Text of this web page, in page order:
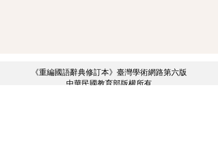
《重編國語辭典修訂本》臺灣學術網路第六版
中華民國教育部版權所有